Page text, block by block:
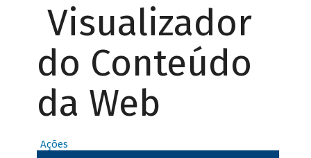
Visualizador
do Conteúdo
da Web
Ações